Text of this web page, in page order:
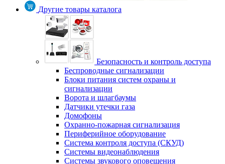
Другие товары каталога
Безопасность и контроль доступа
Беспроводные сигнализации
Блоки питания систем охраны и
сигнализации
Ворота и шлагбаумы
Датчики утечки газа
Домофоны
Охранно-пожарная сигнализация
Периферийное оборудование
Система контроля доступа (СКУД)
Системы видеонаблюдения
Системы звукового оповещения